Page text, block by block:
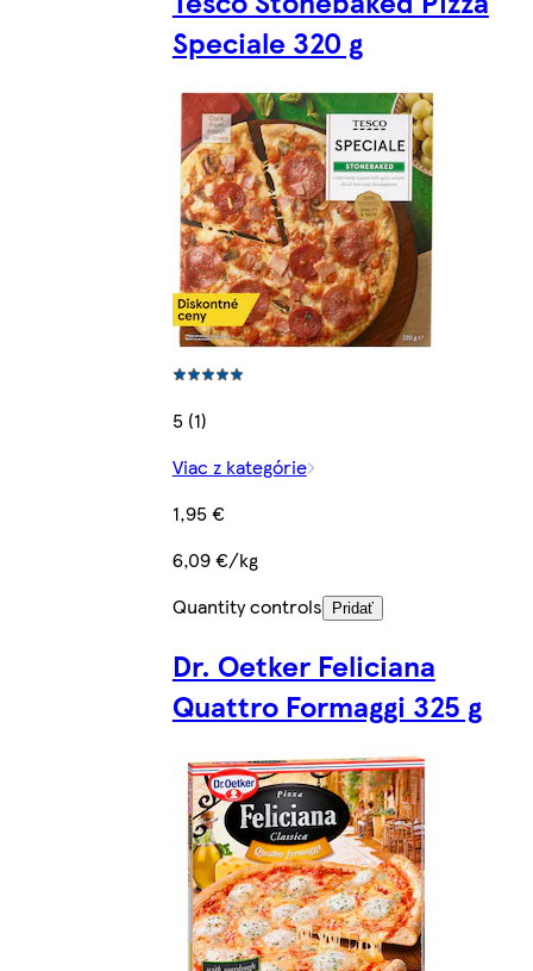
Speciale 320 g
5 (1)
Viac z kategórie
1,95 €
6,09 €/kg
Quantity controls
Pridať
Dr. Oetker Feliciana
Quattro Formaggi 325 g